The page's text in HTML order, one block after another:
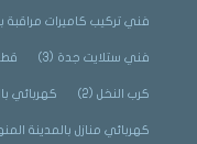
فني تركيب كاميرات مراقبة
فني ستلايت جدة (3)
كرب النخل(2) كهربائي
كهربائي منازل بالمدينة